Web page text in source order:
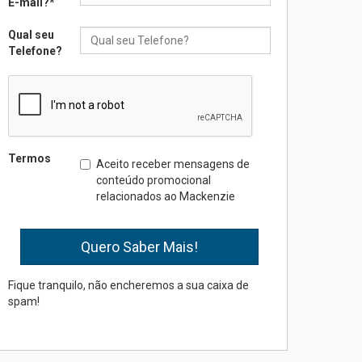
inovação e desafios da
04.08.2026
finalista do Prêmio Jabuti
com obra sobre ética e
arquitetura contemporânea
parcerias internacionais
03.08.2026
Qual seu
Telefone?
Termos
Aceito receber mensagens de
conteúdo promocional
relacionados ao Mackenzie
Fique tranquilo, não encheremos a sua caixa de
spam!